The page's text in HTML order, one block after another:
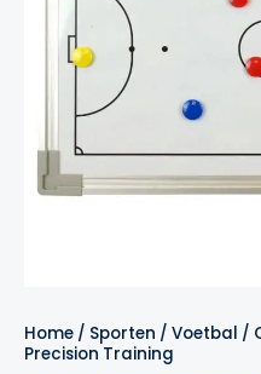
Home / Sporten / Voetbal /
Precision Training